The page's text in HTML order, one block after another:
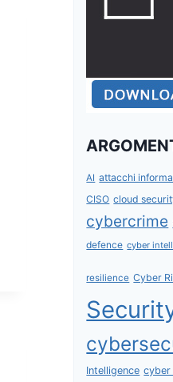
AI attacchi
CISO cloud
cybercrime
defence cyber
resilience Cyber
Intelligence cyber